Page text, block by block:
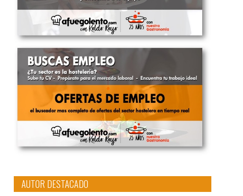
AUTOR DESTACADO